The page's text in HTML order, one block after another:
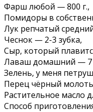
Фарш любой — 800 г.,
Помидоры в
Лук репчатый
Чеснок — 2-3 зубка,
Сыр, который
Лаваш домашний — 7
Зелень, у меня
Перец чёрный
Растительное масло
Способ